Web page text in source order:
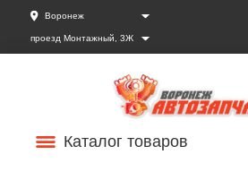
Воронеж
проезд Монтажный, 3Ж
Каталог товаров